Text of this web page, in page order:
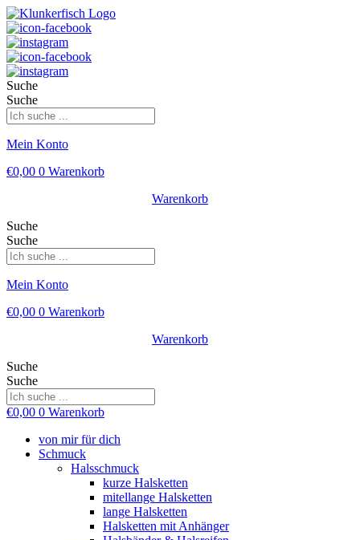
Suche
Suche
Mein Konto
€0,00 0 Warenkorb
Warenkorb
Suche
Suche
Mein Konto
€0,00 0 Warenkorb
Warenkorb
Suche
Suche
€0,00 0 Warenkorb
von mir für dich
Schmuck
Halsschmuck
kurze Halsketten
mitellange Halsketten
lange Halsketten
Halsketten mit Anhänger